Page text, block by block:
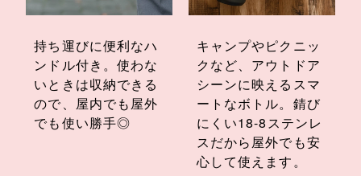
持ち運びに便利なハ
ンドル付き。使わな
いときは収納できる
ので、屋内でも屋外
でも使い勝手◎
キャンプやピクニッ
クなど、アウトドア
シーンに映えるスマ
ートなボトル。錆び
にくい18-8ステンレ
スだから屋外でも安
心して使えます。